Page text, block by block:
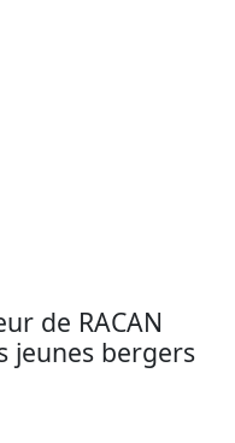
de RACAN
jeunes bergers